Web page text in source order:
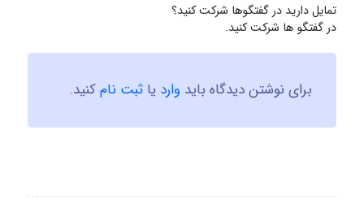
تمایل دارید در گفتگوها شرکت کنید؟
در گفتگو ها شرکت کنید.
برای نوشتن دیدگاه باید وارد یا ثبت نامکنید.